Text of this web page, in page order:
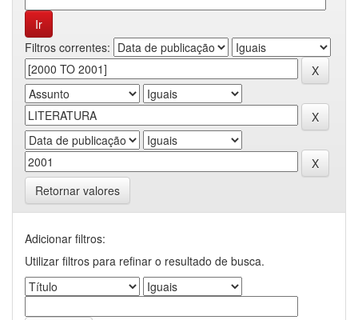
Filtros correntes:
Retornar valores
Adicionar filtros:
Utilizar filtros para refinar o resultado de busca.